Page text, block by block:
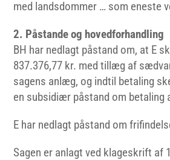
med landsdommer … som eneste
2. Påstande og hovedforhandling
BH har nedlagt påstand om, at E
837.376,77 kr. med tillæg af
sagens anlæg, og indtil betaling
en subsidiær påstand om betaling
E har nedlagt påstand om
Sagen er anlagt ved klageskrift af